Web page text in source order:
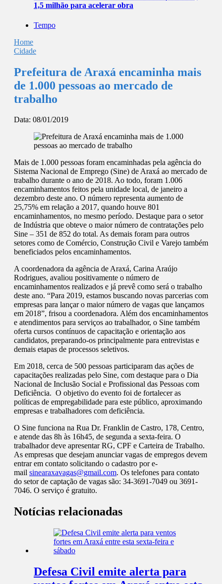
1,5 milhão para acelerar obra
Tempo
Home
Cidade
Prefeitura de Araxá encaminha mais
de 1.000 pessoas ao mercado de
trabalho
Data: 08/01/2019
Mais de 1.000 pessoas foram encaminhadas pela agência do
Sistema Nacional de Emprego (Sine) de Araxá ao mercado de
trabalho durante o ano de 2018. Ao todo, foram 1.006
encaminhamentos feitos pela unidade local, de janeiro a
dezembro deste ano. O número representa aumento de
25,75% em relação a 2017, quando houve 801
encaminhamentos, no mesmo período. Destaque para o setor
de Indústria que obteve o maior número de contratações pelo
Sine – 351 de 852 do total. As demais foram para outros
setores como de Comércio, Construção Civil e Varejo também
beneficiados pelos encaminhamentos.
A coordenadora da agência de Araxá, Carina Araújo
Rodrigues, avaliou positivamente o número de
encaminhamentos realizados e já prevê como será o trabalho
deste ano. “Para 2019, estamos buscando novas parcerias com
empresas para lançar o maior número de vagas que lançamos
em 2018”, frisou a coordenadora. Além dos encaminhamentos
e atendimentos para serviços ao trabalhador, o Sine também
oferta cursos contínuos de capacitação e orientação aos
candidatos, preparando-os principalmente para entrevistas e
demais etapas de processos seletivos.
Em 2018, cerca de 500 pessoas participaram das ações de
capacitações realizadas pelo Sine, com destaque para o Dia
Nacional de Inclusão Social e Profissional das Pessoas com
Deficiência. O objetivo do evento foi de fortalecer as
políticas de empregabilidade para este público, aproximando
empresas e trabalhadores com deficiência.
O Sine funciona na Rua Dr. Franklin de Castro, 178, Centro,
e atende das 8h às 16h45, de segunda a sexta-feira. O
trabalhador deve apresentar RG, CPF e Carteira de Trabalho.
As empresas que desejam anunciar vagas de empregos devem
entrar em contato solicitando o cadastro por e-
mail sinearaxavagas@gmail.com. Os telefones para contato
do setor de captação de vagas são: 34-3691-7049 ou 3691-
7046. O serviço é gratuito.
Notícias relacionadas
Defesa Civil emite alerta para